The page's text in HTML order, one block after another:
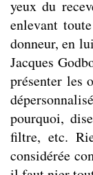
yeux du
enlevant
donneur, en
Jacques
présenter les
pourquoi,
filtre, etc.
considérée